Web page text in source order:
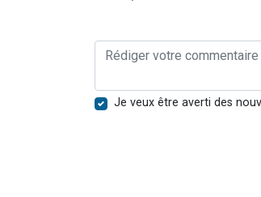
Je veux être averti des